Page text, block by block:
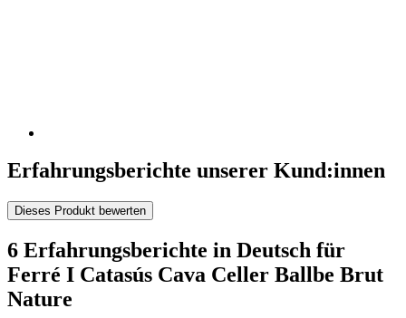
Erfahrungsberichte unserer Kund:innen
Dieses Produkt bewerten
6 Erfahrungsberichte in Deutsch für
Ferré I Catasús Cava Celler Ballbe Brut
Nature